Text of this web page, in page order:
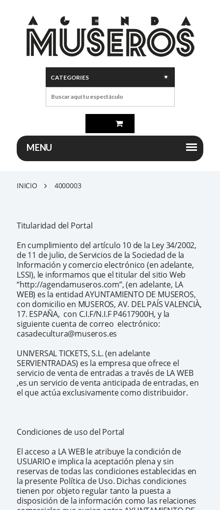
INICIO 4000003
Titularidad del Portal
En cumplimiento del artículo 10 de la Ley 34/2002,
de 11 de julio, de Servicios de la Sociedad de la
Información y comercio electrónico (en adelante,
LSSI), le informamos que el titular del sitio Web
“http://agendamuseros.com”, (en adelante, LA
WEB) es la entidad AYUNTAMIENTO DE MUSEROS,
con domicilio en MUSEROS, AV. DEL PAÍS VALENCIÀ,
17. ESPAÑA, con C.I.F/N.I.F P4617900H, y la
siguiente cuenta de correo electrónico:
casadecultura@museros.es
UNIVERSAL TICKETS, S.L. (en adelante
SERVIENTRADAS) es la empresa que ofrece el
servicio de venta de entradas a través de LA WEB
,es un servicio de venta anticipada de entradas, en
el que actúa exclusivamente como distribuidor.
Condiciones de uso del Portal
El acceso a LA WEB le atribuye la condición de
USUARIO e implica la aceptación plena y sin
reservas de todas las condiciones establecidas en
la presente Política de Uso. Dichas condiciones
tienen por objeto regular tanto la puesta a
disposición de la información como las relaciones